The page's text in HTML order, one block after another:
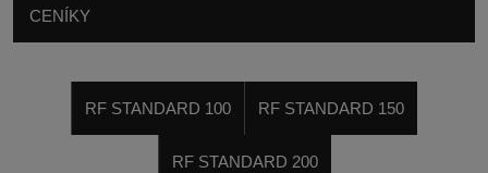
CENÍKY
RF STANDARD 100 RF STANDARD 150
RF STANDARD 200